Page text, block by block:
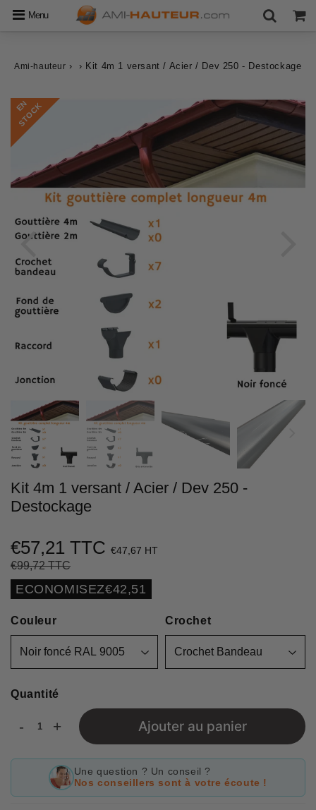
Menu
Ami-hauteur › › Kit 4m 1 versant / Acier / Dev 250 - Destockage
E
N
S
T
O
C
K
Kit 4m 1 versant / Acier / Dev 250 -
Destockage
€57,21 TTC €47,67 HT
€99,72 TTC
régulier
réduit
Unit
price
ECONOMISEZ€42,51
Couleur Crochet
Quantité
- + Ajouter au panier
Une question ? Un conseil ?
Nos conseillers sont à votre écoute !